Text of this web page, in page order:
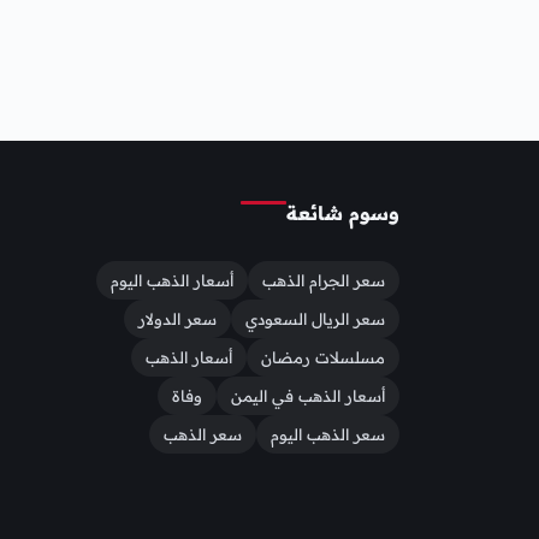
وسوم شائعة
سعر الجرام الذهب
أسعار الذهب اليوم
سعر الريال السعودي
سعر الدولار
مسلسلات رمضان
أسعار الذهب
أسعار الذهب في اليمن
وفاة
سعر الذهب اليوم
سعر الذهب